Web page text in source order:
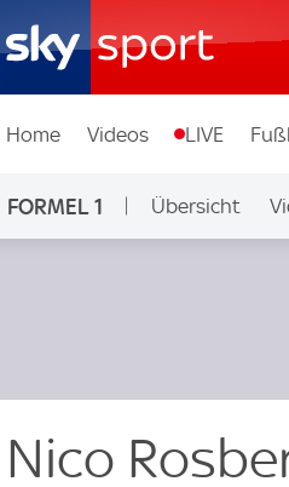
Home Videos LIVE
FORMEL 1 Übersicht
Nico